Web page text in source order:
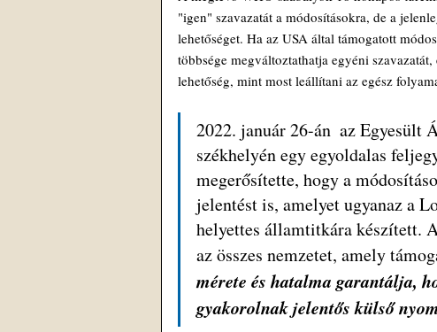
"igen" szavazatát a módosításokra, de a
lehetőséget. Ha az USA által támogatott
többsége megváltoztathatja egyéni
lehetőség, mint most leállítani az egész
2022. január 26-án  az Egyesült
székhelyén egy egyoldalas
megerősítette, hogy a
jelentést is, amelyet ugyanaz a
helyettes államtitkára készített.
az összes nemzetet, amely
mérete és hatalma garantálja,
gyakorolnak jelentős külső